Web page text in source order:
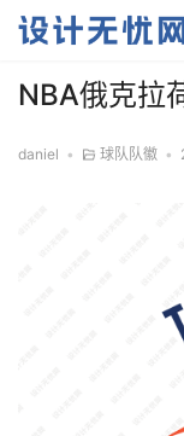
NBA俄克拉
daniel • 球队队徽 •